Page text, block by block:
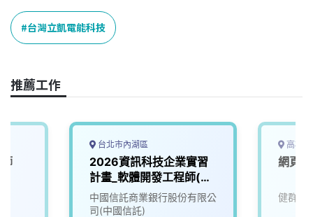
c
e
b
o
k
n
e
r
e
a
n
k
台灣立凱電能科技
推薦工作
台北市內湖區
2026資訊科技企業實習
計畫_軟體開發工程師(大
四/碩二下)
中國信託商業銀行股份有限公
司(中國信託)
高雄
網頁
健群永